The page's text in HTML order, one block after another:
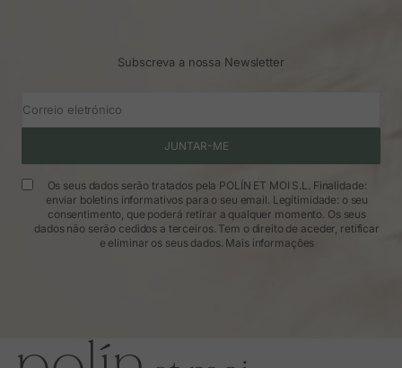
Subscreva a nossa Newsletter
Correio eletrónico
JUNTAR-ME
Os seus dados serão tratados pela POLÍN ET MOI S.L. Finalidade:
enviar boletins informativos para o seu email. Legitimidade: o seu
consentimento, que poderá retirar a qualquer momento. Os seus
dados não serão cedidos a terceiros. Tem o direito de aceder, retificar
e eliminar os seus dados. Mais informações